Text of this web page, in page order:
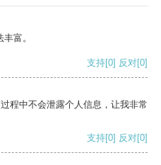
富。
支持[0] 反对[0]
程中不会泄露个人信息，让我非常
支持[0] 反对[0]